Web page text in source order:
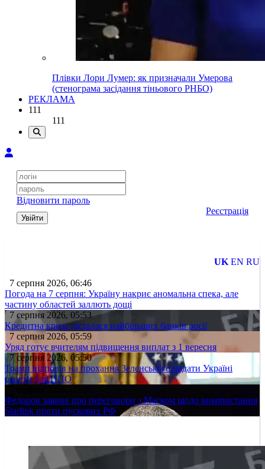
Плівки Лори Лумер: як призначали Умерова
(стенограма засідання тіньового РНБО)
РЕКЛАМА
111
111
Відновити пароль
Увійти
Реєстрація
UK EN RU
7 серпня 2026, 06:46
Погода на 7 серпня: Україну накриє аномальна спека, але
частину областей заллють дощі
7 серпня 2026, 05:53
Кредитна криза дісталася найбільших банків росії
7 серпня 2026, 05:59
Уряд готує вчителям підвищення виплат з 1 вересня
7 серпня 2026, 05:50
Трамп відповів на прохання Зеленського надати Україні
ракети для ППО
Федоров заявив про переговори з Маском щодо використання
Starlink проти пускових РФ